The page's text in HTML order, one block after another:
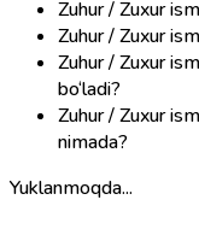
Zuhur / Zuxur
Zuhur / Zuxur
Zuhur / Zuxur
bo‘ladi?
Zuhur / Zuxur
nimada?
Yuklanmoqda...